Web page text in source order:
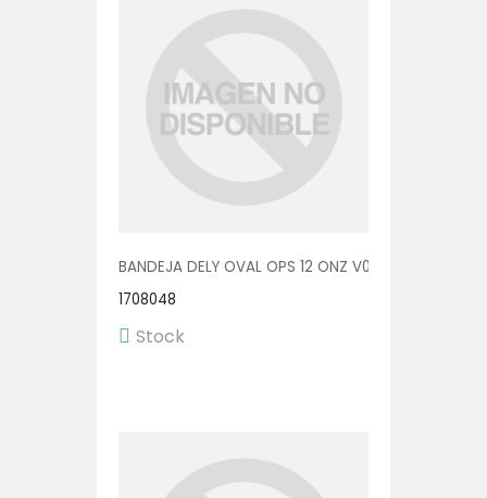
BANDEJA DELY OVAL OPS 12 ONZ V00511 1/400
1708048
Stock